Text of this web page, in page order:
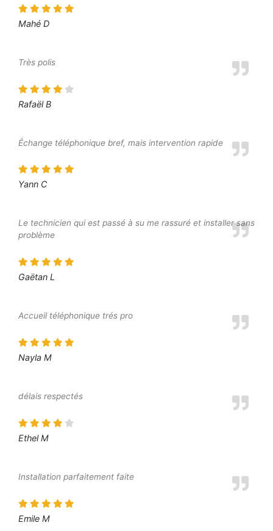
Mahé D
Très polis
Rafaël B
Échange téléphonique bref, mais intervention rapide
Yann C
Le technicien qui est passé à su me rassuré et installer sans
problème
Gaëtan L
Accueil téléphonique trés pro
Nayla M
délais respectés
Ethel M
Installation parfaitement faite
Emile M